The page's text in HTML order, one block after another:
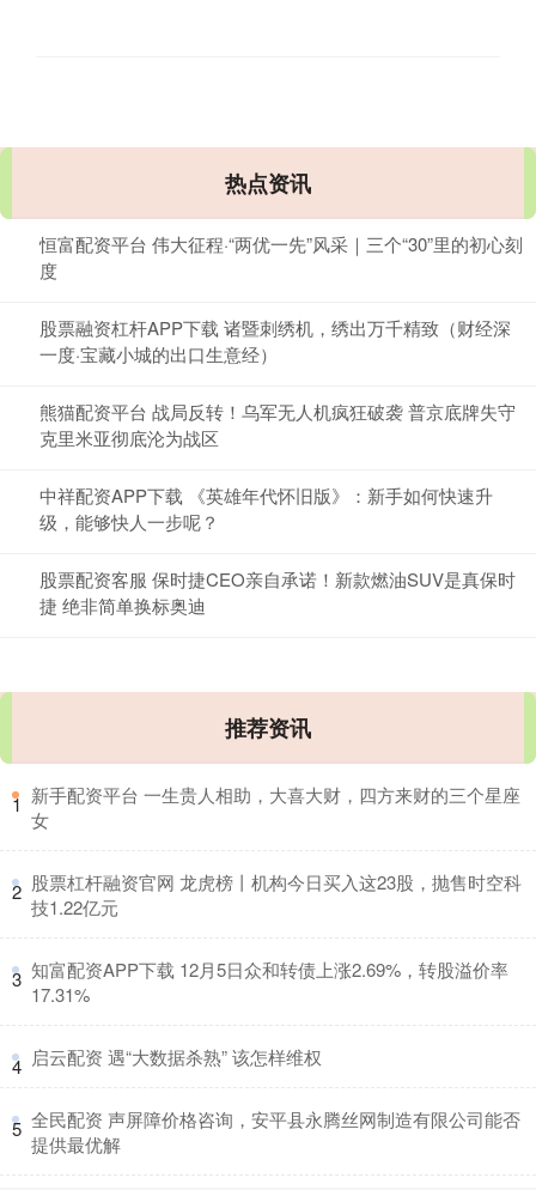
热点资讯
恒富配资平台 伟大征程·“两优一先”风采｜三个“30”里的初心刻
度
股票融资杠杆APP下载 诸暨刺绣机，绣出万千精致（财经深
一度·宝藏小城的出口生意经）
熊猫配资平台 战局反转！乌军无人机疯狂破袭 普京底牌失守
克里米亚彻底沦为战区
中祥配资APP下载 《英雄年代怀旧版》：新手如何快速升
级，能够快人一步呢？
股票配资客服 保时捷CEO亲自承诺！新款燃油SUV是真保时
捷 绝非简单换标奥迪
推荐资讯
1 ​新手配资平台 一生贵人相助，大喜大财，四方来财的三个星座
女
2 ​股票杠杆融资官网 龙虎榜丨机构今日买入这23股，抛售时空科
技1.22亿元
3 ​知富配资APP下载 12月5日众和转债上涨2.69%，转股溢价率
17.31%
4 ​启云配资 遇“大数据杀熟” 该怎样维权
5 ​全民配资 声屏障价格咨询，安平县永腾丝网制造有限公司能否
提供最优解